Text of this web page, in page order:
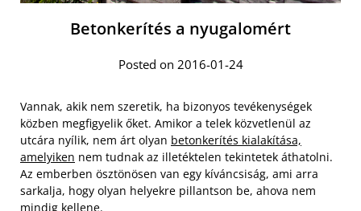
Betonkerítés a nyugalomért
Posted on 2016-01-24
Vannak, akik nem szeretik, ha bizonyos tevékenységek
közben megfigyelik őket. Amikor a telek közvetlenül az
utcára nyílik, nem árt olyan betonkerítés kialakítása,
amelyiken nem tudnak az illetéktelen tekintetek áthatolni.
Az emberben ösztönösen van egy kíváncsiság, ami arra
sarkalja, hogy olyan helyekre pillantson be, ahova nem
mindig kellene.